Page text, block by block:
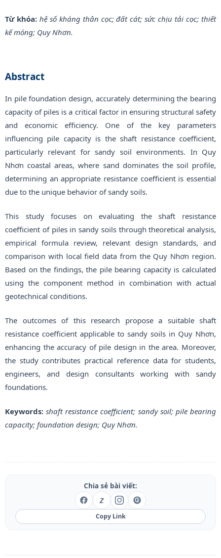
Từ khóa: hệ số kháng thân cọc; đất cát; sức chịu tải cọc; thiết
kế móng; Quy Nhơn.
Abstract
In pile foundation design, accurately determining the bearing
capacity of piles is a critical factor in ensuring structural safety
and economic efficiency. One of the key parameters
influencing pile capacity is the shaft resistance coefficient,
particularly relevant for sandy soil environments. In Quy
Nhơn coastal areas, where sand dominates the soil profile,
determining an appropriate resistance coefficient is essential
due to the unique behavior of sandy soils.
This study focuses on evaluating the shaft resistance
coefficient of piles in sandy soils through theoretical analysis,
empirical formula review, relevant design standards, and
comparison with local field data from the Quy Nhơn region.
Based on the findings, the pile bearing capacity is calculated
using the component method in combination with actual
geotechnical conditions.
The outcomes of this research propose a suitable shaft
resistance coefficient applicable to sandy soils in Quy Nhơn,
enhancing the accuracy of pile design in the area. Moreover,
the study contributes practical reference data for students,
engineers, and design consultants working with sandy
foundations.
Keywords: shaft resistance coefficient; sandy soil; pile bearing
capacity; foundation design; Quy Nhơn.
Chia sẻ bài viết:
Z
Copy Link